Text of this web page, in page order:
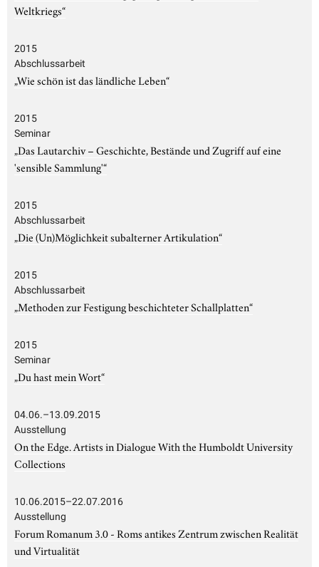
Weltkriegs“
2015
Abschlussarbeit
„Wie schön ist das ländliche Leben“
2015
Seminar
„Das Lautarchiv – Geschichte, Bestände und Zugriff auf eine
'sensible Sammlung'“
2015
Abschlussarbeit
„Die (Un)Möglichkeit subalterner Artikulation“
2015
Abschlussarbeit
„Methoden zur Festigung beschichteter Schallplatten“
2015
Seminar
„Du hast mein Wort“
04.06.–13.09.2015
Ausstellung
On the Edge. Artists in Dialogue With the Humboldt University
Collections
10.06.2015–22.07.2016
Ausstellung
Forum Romanum 3.0 - Roms antikes Zentrum zwischen Realität
und Virtualität